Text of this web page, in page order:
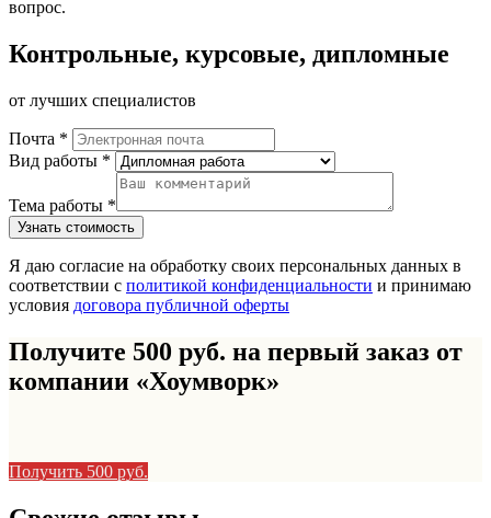
вопрос.
Контрольные, курсовые, дипломные
от лучших специалистов
Почта *
Вид работы *
Тема работы *
Я даю согласие на обработку своих персональных данных в
соответствии с политикой конфиденциальности и принимаю
условия договора публичной оферты
Получите 500 руб. на первый заказ от
компании «Хоумворк»
Получить 500 руб.